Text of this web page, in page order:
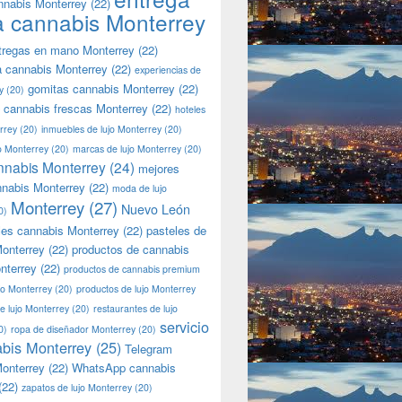
cannabis Monterrey
en mano Monterrey (22)
cannabis Monterrey (22) experiencias de
(20) gomitas cannabis Monterrey (22)
frescas Monterrey (22) hoteles
(20) inmuebles de lujo Monterrey (20)
Monterrey (20) marcas de lujo Monterrey (20)
Monterrey (24) mejores
Monterrey (22) moda de lujo
Monterrey (27) Nuevo León
cannabis Monterrey (22) pasteles de
(22) productos de cannabis
(22) productos de cannabis premium
Monterrey(20) productos de lujo Monterrey
lujo Monterrey (20) restaurantes de lujo
ropa de diseñador Monterrey (20) servicio
Monterrey (25) Telegram
(22) WhatsApp cannabis
(22) zapatos de lujo Monterrey (20)